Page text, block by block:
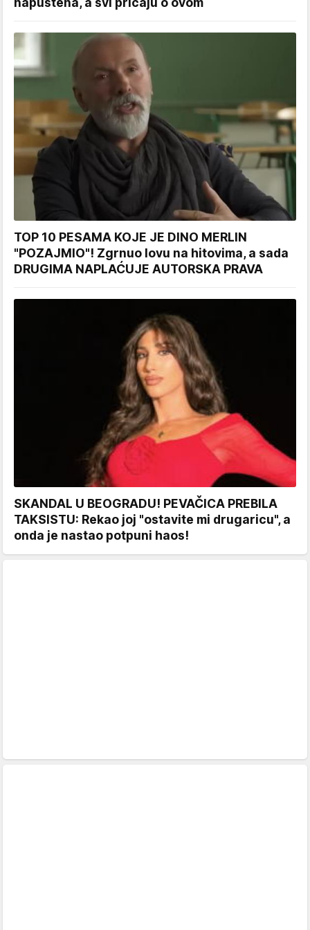
TOP 10 PESAMA KOJE JE DINO MERLIN
"POZAJMIO"! Zgrnuo lovu na hitovima, a sada
DRUGIMA NAPLAĆUJE AUTORSKA PRAVA
SKANDAL U BEOGRADU! PEVAČICA PREBILA
TAKSISTU: Rekao joj "ostavite mi drugaricu", a
onda je nastao potpuni haos!